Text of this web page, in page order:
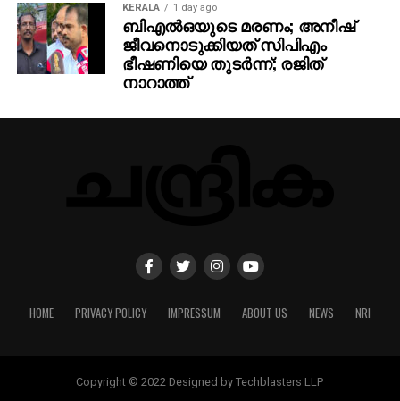
KERALA 1 day ago
ബിഎല്‍ഒയുടെ മരണം; അനീഷ്
ജീവനൊടുക്കിയത് സിപിഎം
ഭീഷണിയെ തുടര്‍ന്ന്; രജിത്
നാറാത്ത്
HOME PRIVACY POLICY IMPRESSUM ABOUT US NEWS NRI
Copyright © 2022 Designed by Techblasters LLP